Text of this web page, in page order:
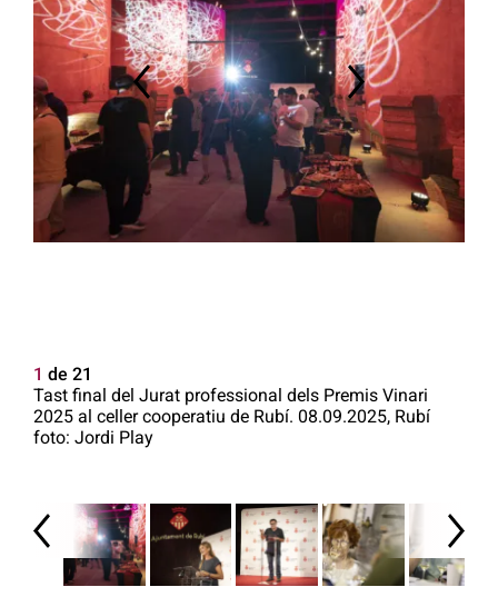
1 de 21
Tast final del Jurat professional dels Premis Vinari
2025 al celler cooperatiu de Rubí. 08.09.2025, Rubí
foto: Jordi Play